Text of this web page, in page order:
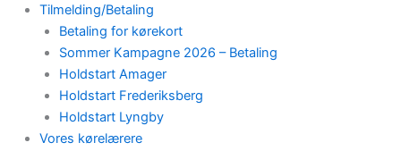
Tilmelding/Betaling
Betaling for kørekort
Sommer Kampagne 2026 – Betaling
Holdstart Amager
Holdstart Frederiksberg
Holdstart Lyngby
Vores kørelærere